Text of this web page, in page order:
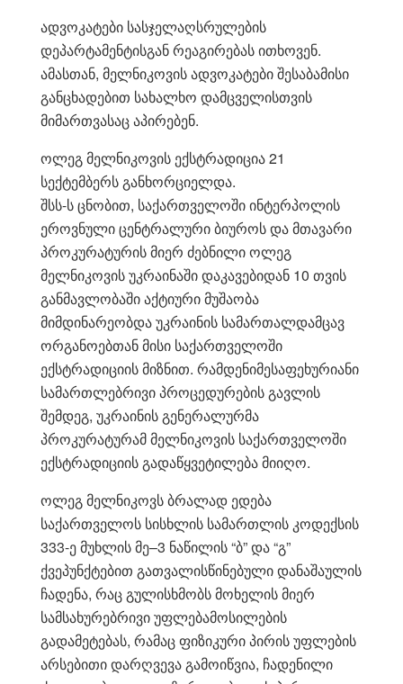
ადვოკატები სასჯელაღსრულების
დეპარტამენტისგან რეაგირებას ითხოვენ.
ამასთან, მელნიკოვის ადვოკატები შესაბამისი
განცხადებით სახალხო დამცველისთვის
მიმართვასაც აპირებენ.
ოლეგ მელნიკოვის ექსტრადიცია 21
სექტემბერს განხორციელდა.
შსს-ს ცნობით, საქართველოში ინტერპოლის
ეროვნული ცენტრალური ბიუროს და მთავარი
პროკურატურის მიერ ძებნილი ოლეგ
მელნიკოვის უკრაინაში დაკავებიდან 10 თვის
განმავლობაში აქტიური მუშაობა
მიმდინარეობდა უკრაინის სამართალდამცავ
ორგანოებთან მისი საქართველოში
ექსტრადიციის მიზნით. რამდენიმესაფეხურიანი
სამართლებრივი პროცედურების გავლის
შემდეგ, უკრაინის გენერალურმა
პროკურატურამ მელნიკოვის საქართველოში
ექსტრადიციის გადაწყვეტილება მიიღო.
ოლეგ მელნიკოვს ბრალად ედება
საქართველოს სისხლის სამართლის კოდექსის
333-ე მუხლის მე–3 ნაწილის “ბ” და “გ”
ქვეპუნქტებით გათვალისწინებული დანაშაულის
ჩადენა, რაც გულისხმობს მოხელის მიერ
სამსახურებრივი უფლებამოსილების
გადამეტებას, რამაც ფიზიკური პირის უფლების
არსებითი დარღვევა გამოიწვია, ჩადენილი